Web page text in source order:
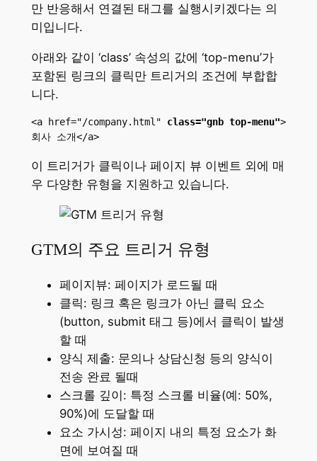
만 반응해서 연결된 태그를 실행시키겠다는 의
미입니다.
아래와 같이 ‘class’ 속성의 값에 ‘top-menu’가
포함된 링크의 클릭만 트리거의 조건에 부합합
니다.
<a href="/company.html" class="gnb top-menu">
회사 소개</a>
이 트리거가 클릭이나 페이지 뷰 이벤트 외에 매
우 다양한 유형을 지원하고 있습니다.
GTM의 주요 트리거 유형
페이지뷰: 페이지가 로드될 때
클릭: 링크 혹은 링크가 아닌 클릭 요소
(button, submit 태그 등)에서 클릭이 발생
할 때
양식 제출: 문의나 상담신청 등의 양식이
전송 완료 될때
스크롤 깊이: 특정 스크롤 비율(예: 50%,
90%)에 도달할 때
요소 가시성: 페이지 내의 특정 요소가 화
면에 보여질 때